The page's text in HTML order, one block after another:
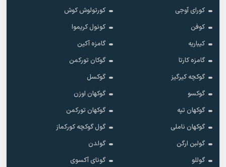
کورای آوجی
کورتولوش کوش
کوفن
کونول کریموا
کیباریه
گامزه آکین
گامزه کارتا
گوکان تورکمن
گوکچه کیرگیز
گوکسل
گوکسو
گوکهان اوزن
گوکهان تپه
گوکهان تورکمن
گوکهان ناملی
گول گوکچه کورکماز
گولبن ارگن
گولدن
گوللو
گونای آکسوی